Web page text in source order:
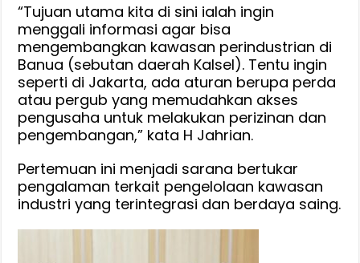
“Tujuan utama kita di sini ialah ingin
menggali informasi agar bisa
mengembangkan kawasan perindustrian di
Banua (sebutan daerah Kalsel). Tentu ingin
seperti di Jakarta, ada aturan berupa perda
atau pergub yang memudahkan akses
pengusaha untuk melakukan perizinan dan
pengembangan,” kata H Jahrian.
Pertemuan ini menjadi sarana bertukar
pengalaman terkait pengelolaan kawasan
industri yang terintegrasi dan berdaya saing.